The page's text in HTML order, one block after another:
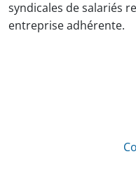
syndicales de salariés
entreprise adhérente.